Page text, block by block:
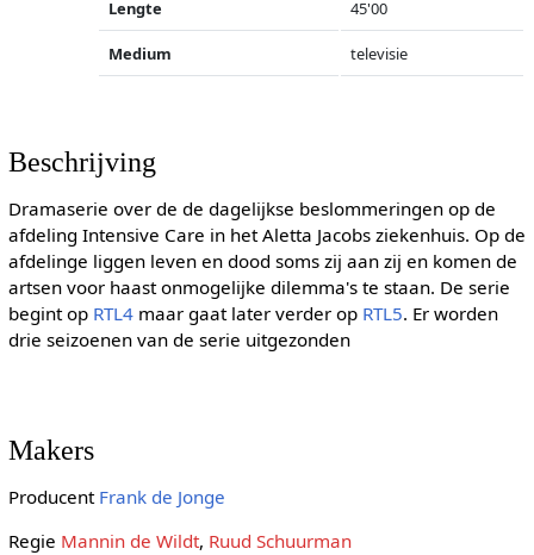
Lengte 45'00
Medium televisie
Beschrijving
Dramaserie over de de dagelijkse beslommeringen op de
afdeling Intensive Care in het Aletta Jacobs ziekenhuis. Op de
afdelinge liggen leven en dood soms zij aan zij en komen de
artsen voor haast onmogelijke dilemma's te staan. De serie
begint op RTL4maar gaat later verder op RTL5. Er worden
drie seizoenen van de serie uitgezonden
Makers
Producent Frank de Jonge
Regie Mannin de Wildt, Ruud Schuurman